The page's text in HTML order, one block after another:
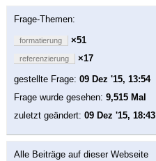
Frage-Themen:
formatierung ×51
referenzierung
×17
gestellte Frage: 09 Dez '15, 13:54
Frage wurde gesehen: 9,515 Mal
zuletzt geändert: 09 Dez '15, 18:43
Alle Beiträge auf dieser Webseite